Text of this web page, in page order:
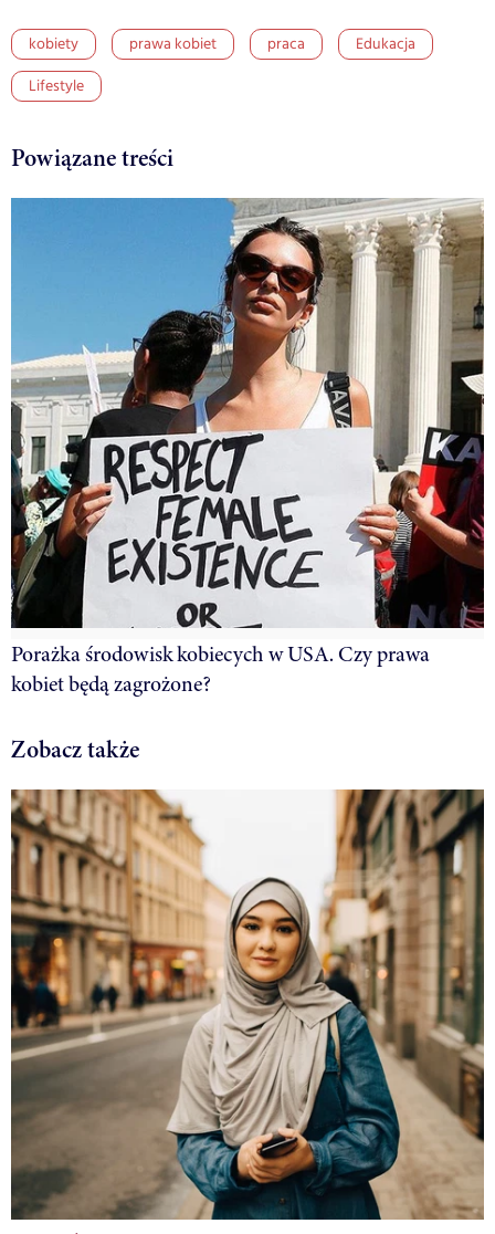
kobiety prawa kobiet praca
Edukacja
Lifestyle
Powiązane treści
Porażka środowisk kobiecych w USA. Czy prawa
kobiet będą zagrożone?
Zobacz także